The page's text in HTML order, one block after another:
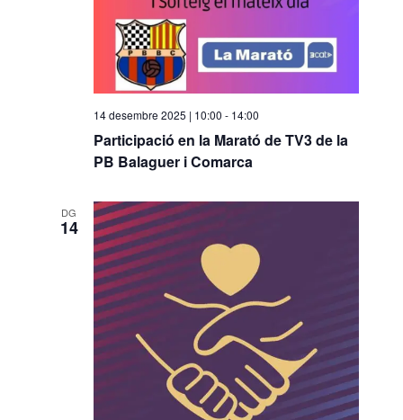
Participació en la Marató de TV3 de la
PB Balaguer i Comarca
14 desembre 2025 | 10:00 - 14:00
DG
14